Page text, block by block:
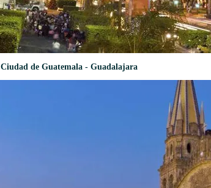
Ciudad de Guatemala - Guadalajara